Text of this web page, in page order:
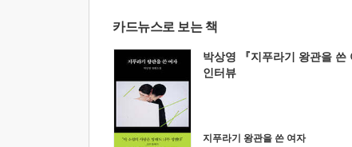
카드뉴스로 보는 책
박상영 『지푸라기 왕관을 쓴
인터뷰
지푸라기 왕관을 쓴 여자